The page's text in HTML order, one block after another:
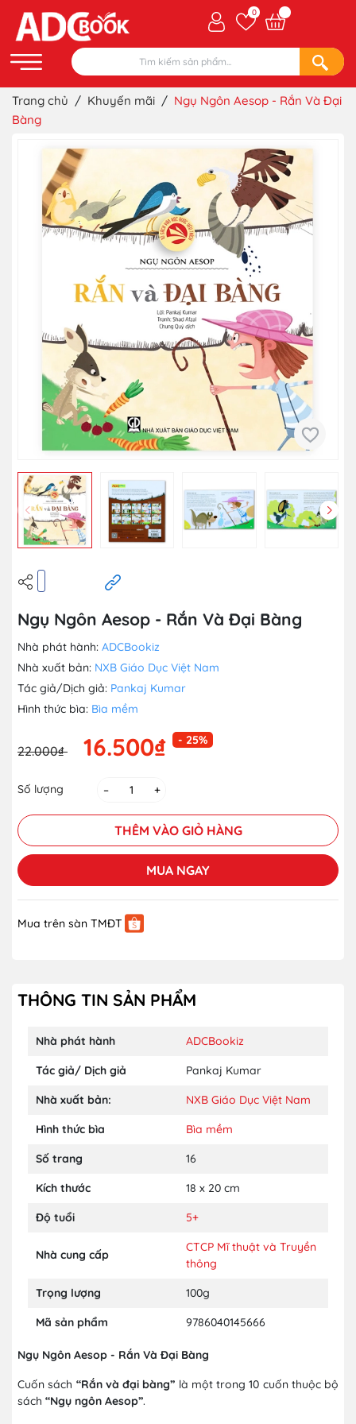
0
Trang chủ / Khuyến mãi / Ngụ Ngôn Aesop - Rắn Và Đại
Bàng
Ngụ Ngôn Aesop - Rắn Và Đại Bàng
Nhà phát hành: ADCBookiz
Nhà xuất bản: NXB Giáo Dục Việt Nam
Tác giả/Dịch giả: Pankaj Kumar
Hình thức bìa: Bìa mềm
22.000₫ 16.500₫ - 25%
Số lượng – +
THÊM VÀO GIỎ HÀNG
MUA NGAY
Mua trên sàn TMĐT
THÔNG TIN SẢN PHẨM
Nhà phát hành ADCBookiz
Tác giả/ Dịch giả Pankaj Kumar
Nhà xuất bản: NXB Giáo Dục Việt Nam
Hình thức bìa Bìa mềm
Số trang 16
Kích thước 18 x 20 cm
Độ tuổi 5+
Nhà cung cấp
CTCP Mĩ thuật và Truyền
thông
Trọng lượng 100g
Mã sản phẩm 9786040145666
Ngụ Ngôn Aesop - Rắn Và Đại Bàng
Cuốn sách “Rắn và đại bàng” là một trong 10 cuốn thuộc bộ
sách “Ngụ ngôn Aesop”.